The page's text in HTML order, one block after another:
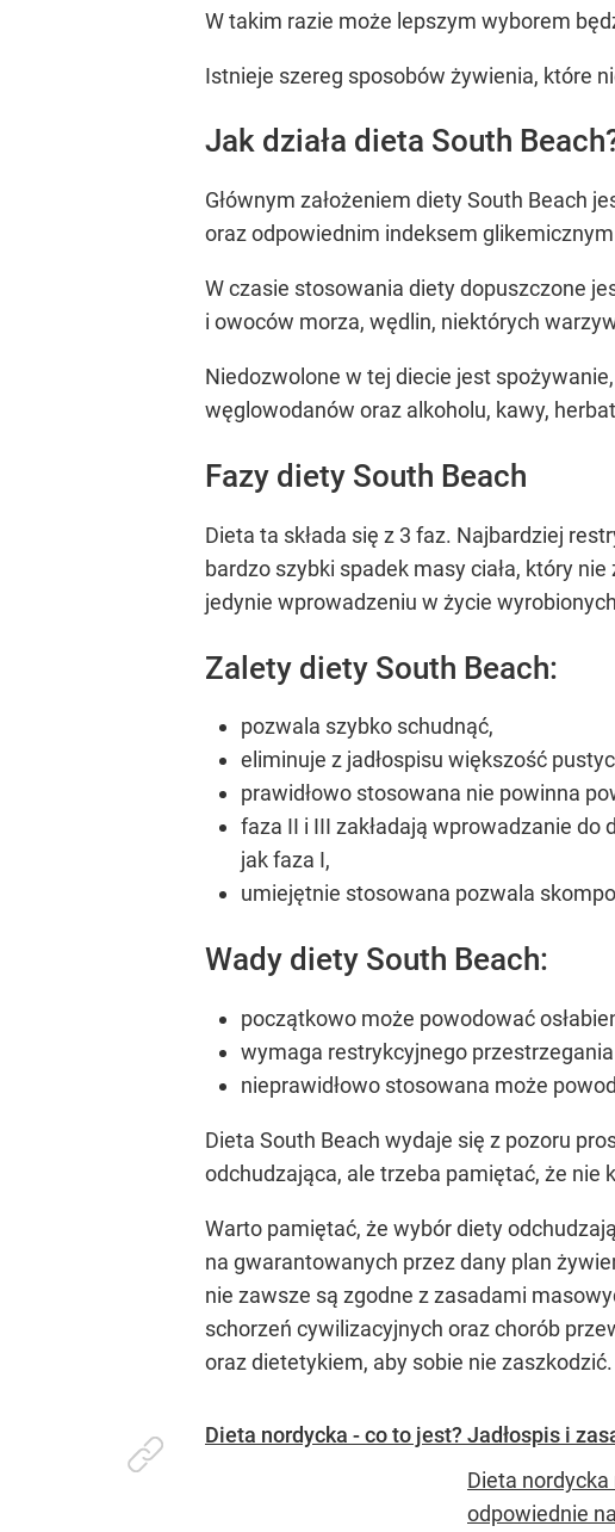
W takim razie może lepszym wyborem
Istnieje szereg sposobów żywienia, które
Jak działa dieta South
Głównym założeniem diety South Beach
oraz odpowiednim indeksem glikemicznym
W czasie stosowania diety dopuszczone
i owoców morza, wędlin, niektórych
Niedozwolone w tej diecie jest
węglowodanów oraz alkoholu, kawy,
Fazy diety South Beach
Dieta ta składa się z 3 faz. Najbardziej
bardzo szybki spadek masy ciała, który
jedynie wprowadzeniu w życie
Zalety diety South Beach:
pozwala szybko schudnąć,
eliminuje z jadłospisu większość
prawidłowo stosowana nie powinna
faza II i III zakładają wprowadzanie
jak faza I,
umiejętnie stosowana pozwala
Wady diety South Beach:
początkowo może powodować
wymaga restrykcyjnego
nieprawidłowo stosowana może
Dieta South Beach wydaje się z pozoru
odchudzająca, ale trzeba pamiętać, że
Warto pamiętać, że wybór diety
na gwarantowanych przez dany plan
nie zawsze są zgodne z zasadami
schorzeń cywilizacyjnych oraz chorób
oraz dietetykiem, aby sobie nie zaszkodzić.
Dieta nordycka - co to jest? Jadłospis i
Dieta
odpowiednie